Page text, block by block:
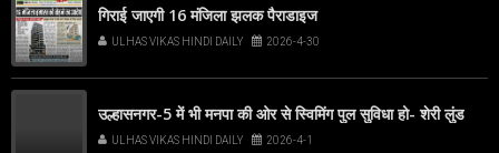
गिराई जाएगी 16 मंजिला झलक पैराडाइज
ULHAS VIKAS HINDI DAILY 2026-4-30
उल्हासनगर-5 में भी मनपा की ओर से स्विमिंग पुल सुविधा हो- शेरी लुंड
ULHAS VIKAS HINDI DAILY 2026-4-1